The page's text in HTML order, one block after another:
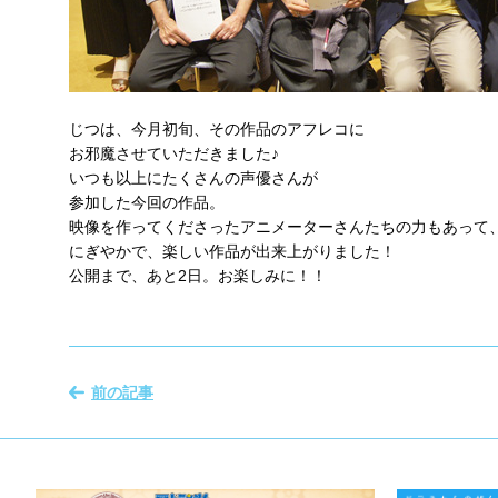
じつは、今月初旬、その作品のアフレコに
お邪魔させていただきました♪
いつも以上にたくさんの声優さんが
参加した今回の作品。
映像を作ってくださったアニメーターさんたちの力もあって
にぎやかで、楽しい作品が出来上がりました！
公開まで、あと2日。お楽しみに！！
前の記事